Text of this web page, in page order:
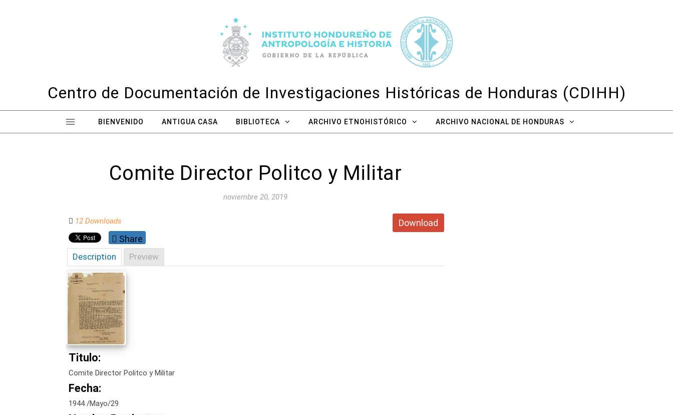
Centro de Documentación de Investigaciones Históricas de Honduras (CDIHH)
BIENVENIDO ANTIGUA CASA BIBLIOTECA ARCHIVO ETNOHISTÓRICO ARCHIVO NACIONAL DE HONDURAS
Comite Director Politco y Militar
noviembre 20, 2019
Download
12 Downloads
Share
Description Preview
Titulo:
Comite Director Politco y Militar
Fecha:
1944 /Mayo/29